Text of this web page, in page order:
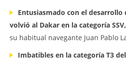
Entusiasmado con el desarrollo
volvió al Dakar en la categoría
su habitual navegante Juan Pablo
Imbatibles en la categoría T3